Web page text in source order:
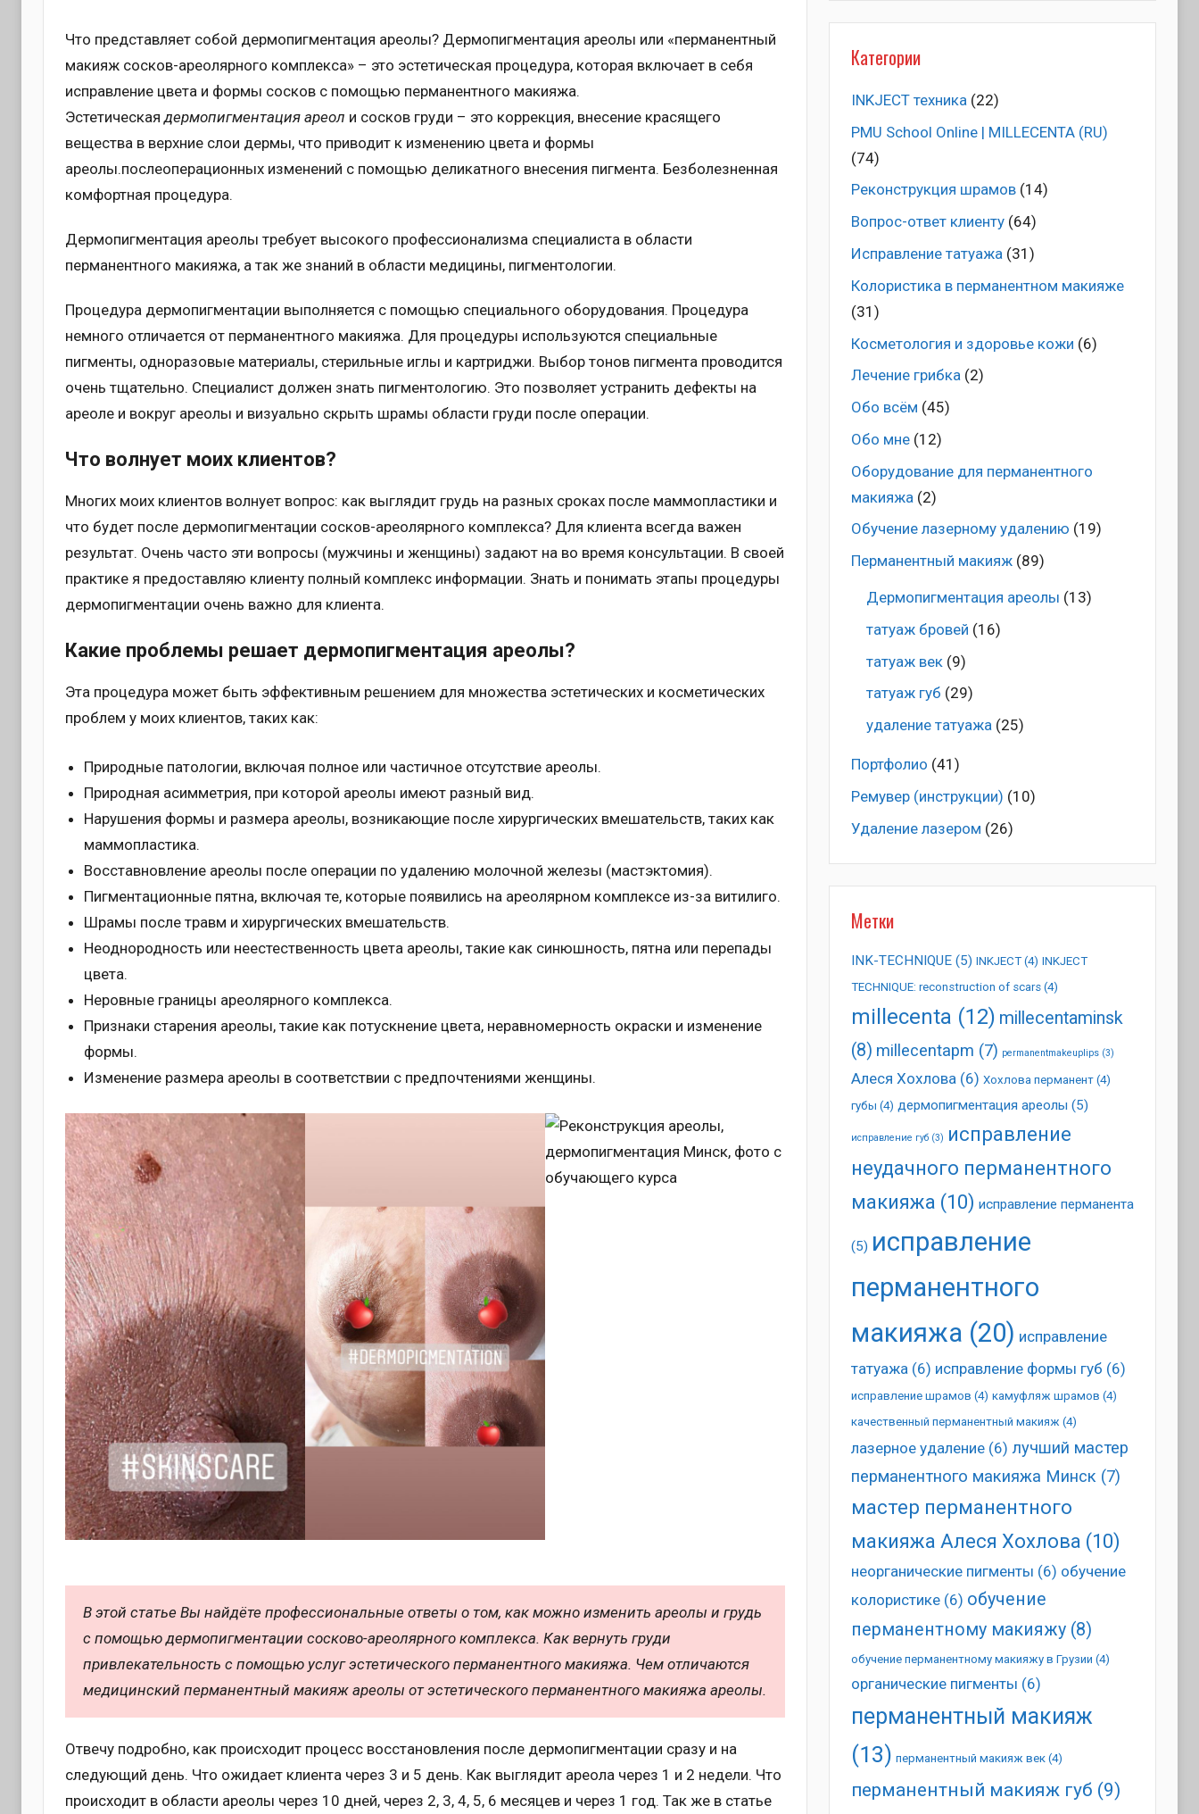
Что представляет собой дермопигментация ареолы? Дермопигментация ареолы или «перманентный
макияж сосков-ареолярного комплекса» – это эстетическая процедура, которая включает в себя
исправление цвета и формы сосков с помощью перманентного макияжа.
Эстетическая дермопигментация ареол и сосков груди – это коррекция, внесение красящего
вещества в верхние слои дермы, что приводит к изменению цвета и формы
ареолы.послеоперационных изменений с помощью деликатного внесения пигмента. Безболезненная
комфортная процедура.
Дермопигментация ареолы требует высокого профессионализма специалиста в области
перманентного макияжа, а так же знаний в области медицины, пигментологии.
Процедура дермопигментации выполняется с помощью специального оборудования. Процедура
немного отличается от перманентного макияжа. Для процедуры используются специальные
пигменты, одноразовые материалы, стерильные иглы и картриджи. Выбор тонов пигмента проводится
очень тщательно. Специалист должен знать пигментологию. Это позволяет устранить дефекты на
ареоле и вокруг ареолы и визуально скрыть шрамы области груди после операции.
Что волнует моих клиентов?
Многих моих клиентов волнует вопрос: как выглядит грудь на разных сроках после маммопластики и
что будет после дермопигментации сосков-ареолярного комплекса? Для клиента всегда важен
результат. Очень часто эти вопросы (мужчины и женщины) задают на во время консультации. В своей
практике я предоставляю клиенту полный комплекс информации. Знать и понимать этапы процедуры
дермопигментации очень важно для клиента.
Какие проблемы решает дермопигментация ареолы?
Эта процедура может быть эффективным решением для множества эстетических и косметических
проблем у моих клиентов, таких как:
Природные патологии, включая полное или частичное отсутствие ареолы.
Природная асимметрия, при которой ареолы имеют разный вид.
Нарушения формы и размера ареолы, возникающие после хирургических вмешательств, таких как
маммопластика.
Восставновление ареолы после операции по удалению молочной железы (мастэктомия).
Пигментационные пятна, включая те, которые появились на ареолярном комплексе из-за витилиго.
Шрамы после травм и хирургических вмешательств.
Неоднородность или неестественность цвета ареолы, такие как синюшность, пятна или перепады
цвета.
Неровные границы ареолярного комплекса.
Признаки старения ареолы, такие как потускнение цвета, неравномерность окраски и изменение
формы.
Изменение размера ареолы в соответствии с предпочтениями женщины.
В этой статье Вы найдёте профессиональные ответы о том, как можно изменить ареолы и грудь
с помощью дермопигментации сосково-ареолярного комплекса. Как вернуть груди
привлекательность с помощью услуг эстетического перманентного макияжа. Чем отличаются
медицинский перманентный макияж ареолы от эстетического перманентного макияжа ареолы.
Отвечу подробно, как происходит процесс восстановления после дермопигментации сразу и на
следующий день. Что ожидает клиента через 3 и 5 день. Как выглядит ареола через 1 и 2 недели. Что
происходит в области ареолы через 10 дней, через 2, 3, 4, 5, 6 месяцев и через 1 год. Так же в статье
Категории
INKJECT техника (22)
PMU School Online | MILLECENTA (RU)
(74)
Pеконструкция шрамов(14)
Вопрос-ответ клиенту(64)
Исправление татуажа (31)
Колористика в перманентном макияже
(31)
Косметология и здоровье кожи (6)
Лечение грибка(2)
Обо всём (45)
Обо мне(12)
Оборудование для перманентного
макияжа (2)
Обучение лазерному удалению (19)
Перманентный макияж(89)
Дермопигментация ареолы (13)
татуаж бровей (16)
татуаж век(9)
татуаж губ (29)
удаление татуажа(25)
Портфолио (41)
Ремувер (инструкции) (10)
Удаление лазером (26)
Метки
INK-TECHNIQUE(5) INKJECT(4) INKJECT
TECHNIQUE: reconstruction of scars(4)
millecenta (12) millecentaminsk
(8) millecentapm (7) permanentmakeuplips(3)
Алеся Хохлова(6) Хохлова перманент(4)
губы (4) дермопигментация ареолы (5)
исправление губ(3) исправление
неудачного перманентного
макияжа (10) исправление перманента
(5) исправление
перманентного
макияжа (20) исправление
татуажа(6) исправление формы губ (6)
исправление шрамов (4) камуфляж шрамов (4)
качественный перманентный макияж (4)
лазерное удаление(6) лучший мастер
перманентного макияжа Минск (7)
мастер перманентного
макияжа Алеся Хохлова (10)
неорганические пигменты (6) обучение
колористике(6) обучение
перманентному макияжу(8)
обучение перманентному макияжу в Грузии (4)
органические пигменты (6)
перманентный макияж
(13) перманентный макияж век(4)
перманентный макияж губ (9)